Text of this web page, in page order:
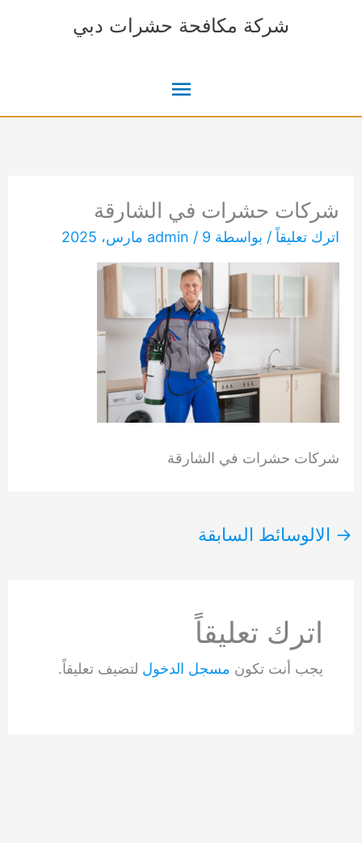
شركة مكافحة حشرات دبي
القائمة
شركات حشرات في الشارقة
اترك تعليقاً / بواسطة admin / 9 مارس، 2025
شركات حشرات في الشارقة
→ الالوسائط السابقة
اترك تعليقاً
يجب أنت تكون مسجل الدخول لتضيف تعليقاً.